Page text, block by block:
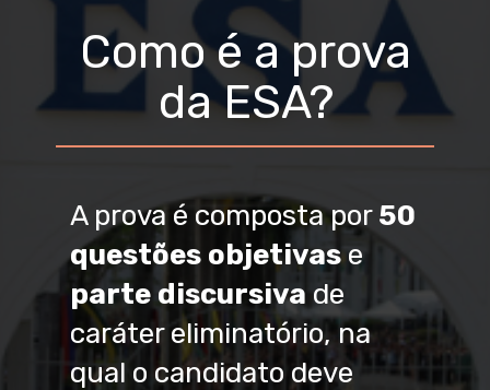
A prova é composta por50
questões objetivas e
parte discursiva de
caráter eliminatório, na
qual o candidato deve
Como é a prova
da ESA?